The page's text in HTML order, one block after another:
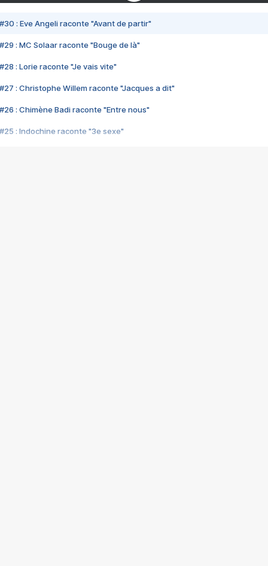
#30 : Eve Angeli raconte "Avant de partir"
#29 : MC Solaar raconte "Bouge de là"
#28 : Lorie raconte "Je vais vite"
#27 : Christophe Willem raconte "Jacques a dit"
#26 : Chimène Badi raconte "Entre nous"
#25 : Indochine raconte "3e sexe"